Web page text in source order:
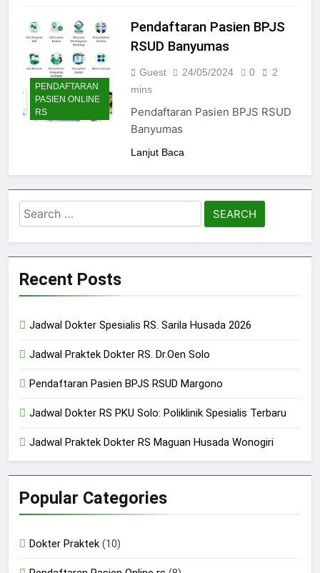
PENDAFTARAN
PASIEN ONLINE
RS
Pendaftaran Pasien BPJS
RSUD Banyumas
Guest 24/05/2024 0
2
mins
Pendaftaran Pasien BPJS RSUD
Banyumas
Lanjut Baca
Search
for:
Recent Posts
Jadwal Dokter Spesialis RS. Sarila Husada 2026
Jadwal Praktek Dokter RS. Dr.Oen Solo
Pendaftaran Pasien BPJS RSUD Margono
Jadwal Dokter RS PKU Solo: Poliklinik Spesialis Terbaru
Jadwal Praktek Dokter RS Maguan Husada Wonogiri
Popular Categories
Dokter Praktek (10)